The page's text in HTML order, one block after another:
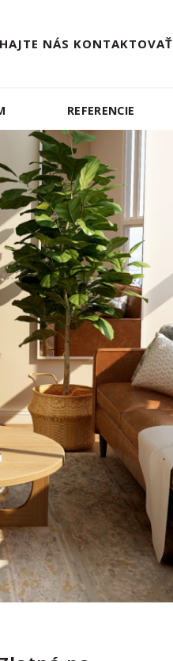
NÁS KONTAKTOVAŤ
REFERENCIE